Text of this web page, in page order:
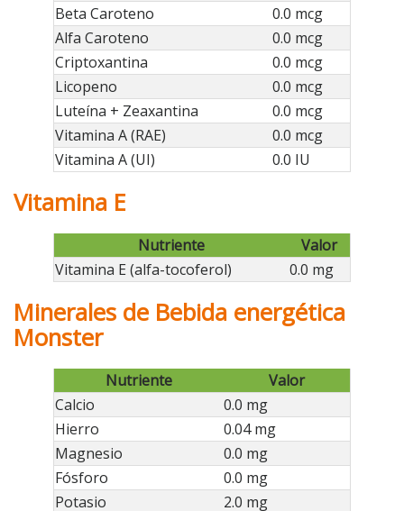
Beta Caroteno
0.0 mcg
Alfa Caroteno
0.0 mcg
Criptoxantina
0.0 mcg
Licopeno
0.0 mcg
Luteína + Zeaxantina
0.0 mcg
Vitamina A (RAE)
0.0 mcg
Vitamina A (UI)
0.0 IU
Vitamina E
Nutriente
Valor
Vitamina E (alfa-tocoferol)
0.0 mg
Minerales de Bebida energética
Monster
Nutriente
Valor
Calcio
0.0 mg
Hierro
0.04 mg
Magnesio
0.0 mg
Fósforo
0.0 mg
Potasio
2.0 mg